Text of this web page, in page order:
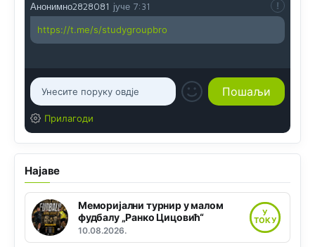
Анонимно2828081 јуче 7:31
https://t.me/s/studygroupbro
Прилагоди
Најаве
Меморијални турнир у малом
фудбалу „Ранко Цицовић“
10.08.2026.
У
ТОКУ